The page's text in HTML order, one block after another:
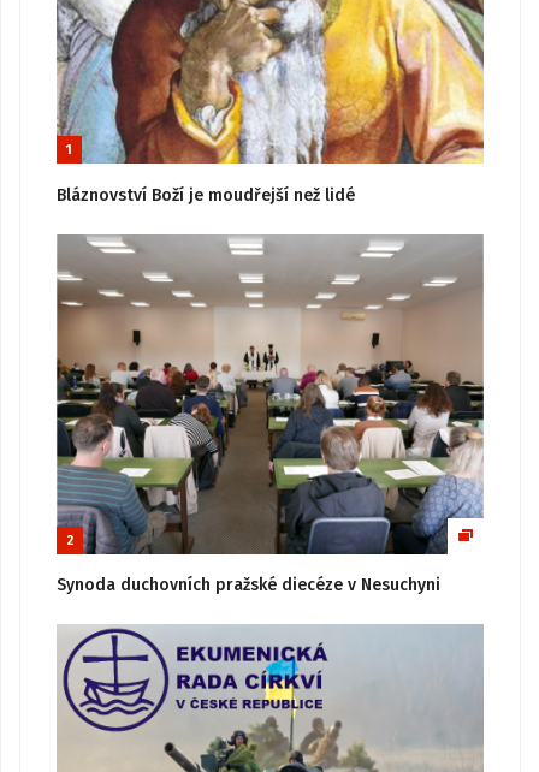
1
Bláznovství Boží je moudřejší než lidé
2
Synoda duchovních pražské diecéze v Nesuchyni